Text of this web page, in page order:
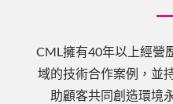
CML擁有40年以上經營
域的技術合作案例，並
助顧客共同創造環境